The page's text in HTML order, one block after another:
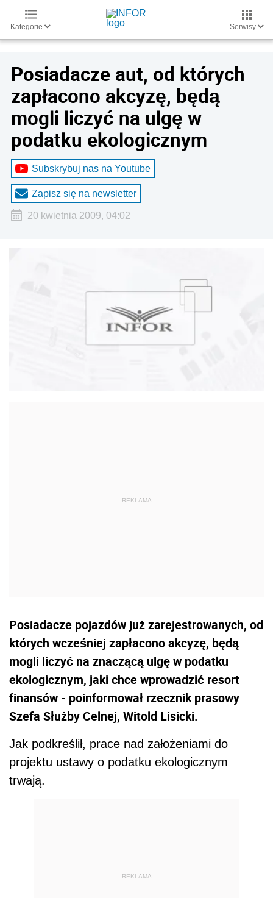
Kategorie Serwisy
Posiadacze aut, od których
zapłacono akcyzę, będą
mogli liczyć na ulgę w
podatku ekologicznym
Subskrybuj nas na Youtube
Zapisz się na newsletter
20 kwietnia 2009, 04:02
Posiadacze pojazdów już zarejestrowanych, od
których wcześniej zapłacono akcyzę, będą
mogli liczyć na znaczącą ulgę w podatku
ekologicznym, jaki chce wprowadzić resort
finansów - poinformował rzecznik prasowy
Szefa Służby Celnej, Witold Lisicki.
Jak podkreślił, prace nad założeniami do
projektu ustawy o podatku ekologicznym
trwają.
REKLAMA